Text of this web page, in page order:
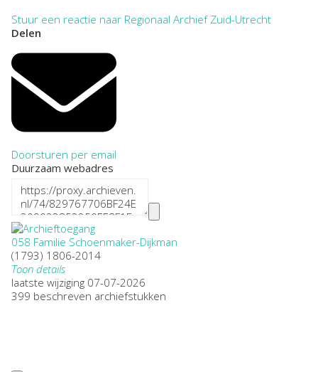
Stuur een reactie naar Regionaal Archief Zuid-Utrecht
Delen
Doorsturen per email
Duurzaam webadres
058 Familie Schoenmaker-Dijkman
(1793) 1806-2014
Toon details
Datering:
(1793) 1806-2014
laatste wijziging 07-07-2026
399 beschreven archiefstukken